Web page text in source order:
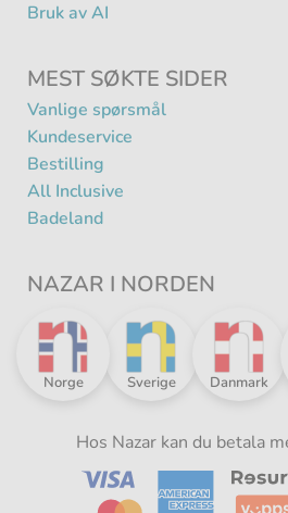
Bruk av AI
MEST SØKTE SIDER
Vanlige spørsmål
Kundeservice
Bestilling
All Inclusive
Badeland
NAZAR I NORDEN
Nazar
-
Sverige
Nazar
-
Danmark
Nazar
Norge
Hos Nazar kan du betala